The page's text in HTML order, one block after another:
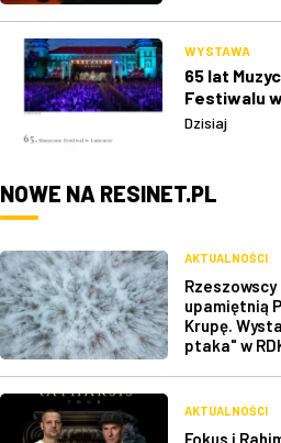
WYSTAWA
65 lat
Festiwalu
Dzisiaj
NOWE NA RESINET.PL
AKTUALNOŚCI
upamiętnią
Krupę.
ptaka" w
AKTUALNOŚCI
Fokus i